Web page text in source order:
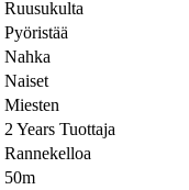
Ruusukulta
Pyöristää
Nahka
Naiset
Miesten
2 Years Tuottaja
Rannekelloa
50m